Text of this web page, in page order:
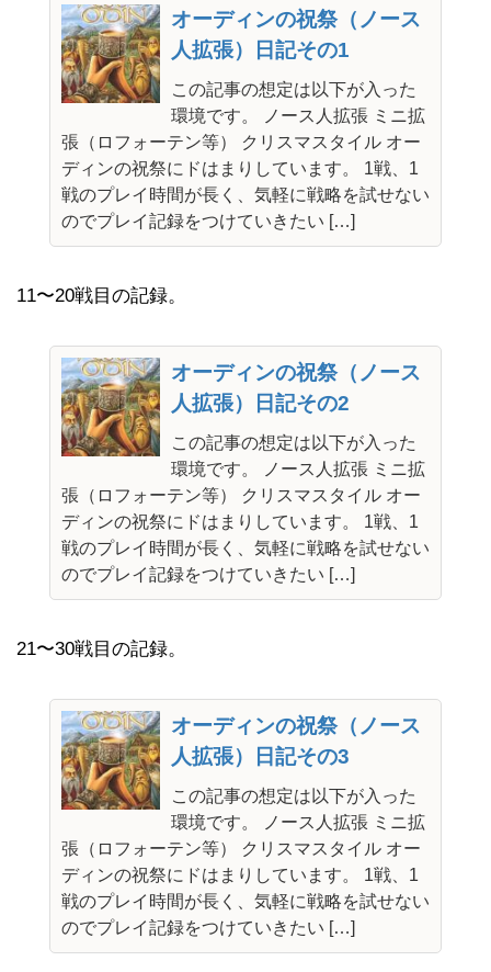
オーディンの祝祭（ノース
人拡張）日記その1
この記事の想定は以下が入った
環境です。 ノース人拡張 ミニ拡
張（ロフォーテン等） クリスマスタイル オー
ディンの祝祭にドはまりしています。 1戦、1
戦のプレイ時間が長く、気軽に戦略を試せない
のでプレイ記録をつけていきたい […]
11〜20戦目の記録。
オーディンの祝祭（ノース
人拡張）日記その2
この記事の想定は以下が入った
環境です。 ノース人拡張 ミニ拡
張（ロフォーテン等） クリスマスタイル オー
ディンの祝祭にドはまりしています。 1戦、1
戦のプレイ時間が長く、気軽に戦略を試せない
のでプレイ記録をつけていきたい […]
21〜30戦目の記録。
オーディンの祝祭（ノース
人拡張）日記その3
この記事の想定は以下が入った
環境です。 ノース人拡張 ミニ拡
張（ロフォーテン等） クリスマスタイル オー
ディンの祝祭にドはまりしています。 1戦、1
戦のプレイ時間が長く、気軽に戦略を試せない
のでプレイ記録をつけていきたい […]